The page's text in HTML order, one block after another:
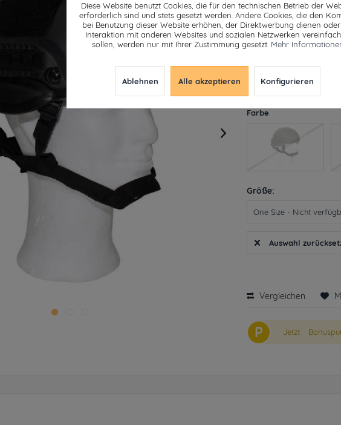
Dieser Artikel
inkl. MwSt. ab 49€
Farbe
Größe:
Auswahl
Vergleichen
P Jetzt
Diese Website benutzt Cookies, die für den technischen Betrieb der
erforderlich sind und stets gesetzt werden. Andere Cookies, die den
bei Benutzung dieser Website erhöhen, der Direktwerbung dienen
Interaktion mit anderen Websites und sozialen Netzwerken
sollen, werden nur mit Ihrer Zustimmung gesetzt. Mehr
Ablehnen Alle akzeptieren Konfigurieren